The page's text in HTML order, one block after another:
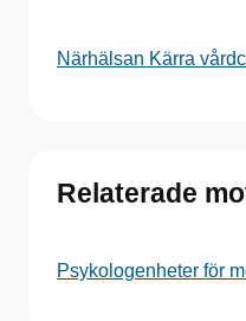
Närhälsan Kärra
Relaterade
Psykologenheter för